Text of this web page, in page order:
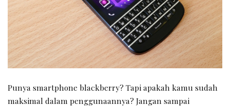
Punya smartphone blackberry? Tapi apakah kamu sudah
maksimal dalam penggunaannya? Jangan sampai